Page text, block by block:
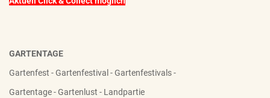
GARTENTAGE
Gartenfest - Gartenfestival - Gartenfestivals -
Gartentage - Gartenlust - Landpartie